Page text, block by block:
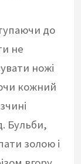
до
не
ножі
кожний
Бульби,
золою і